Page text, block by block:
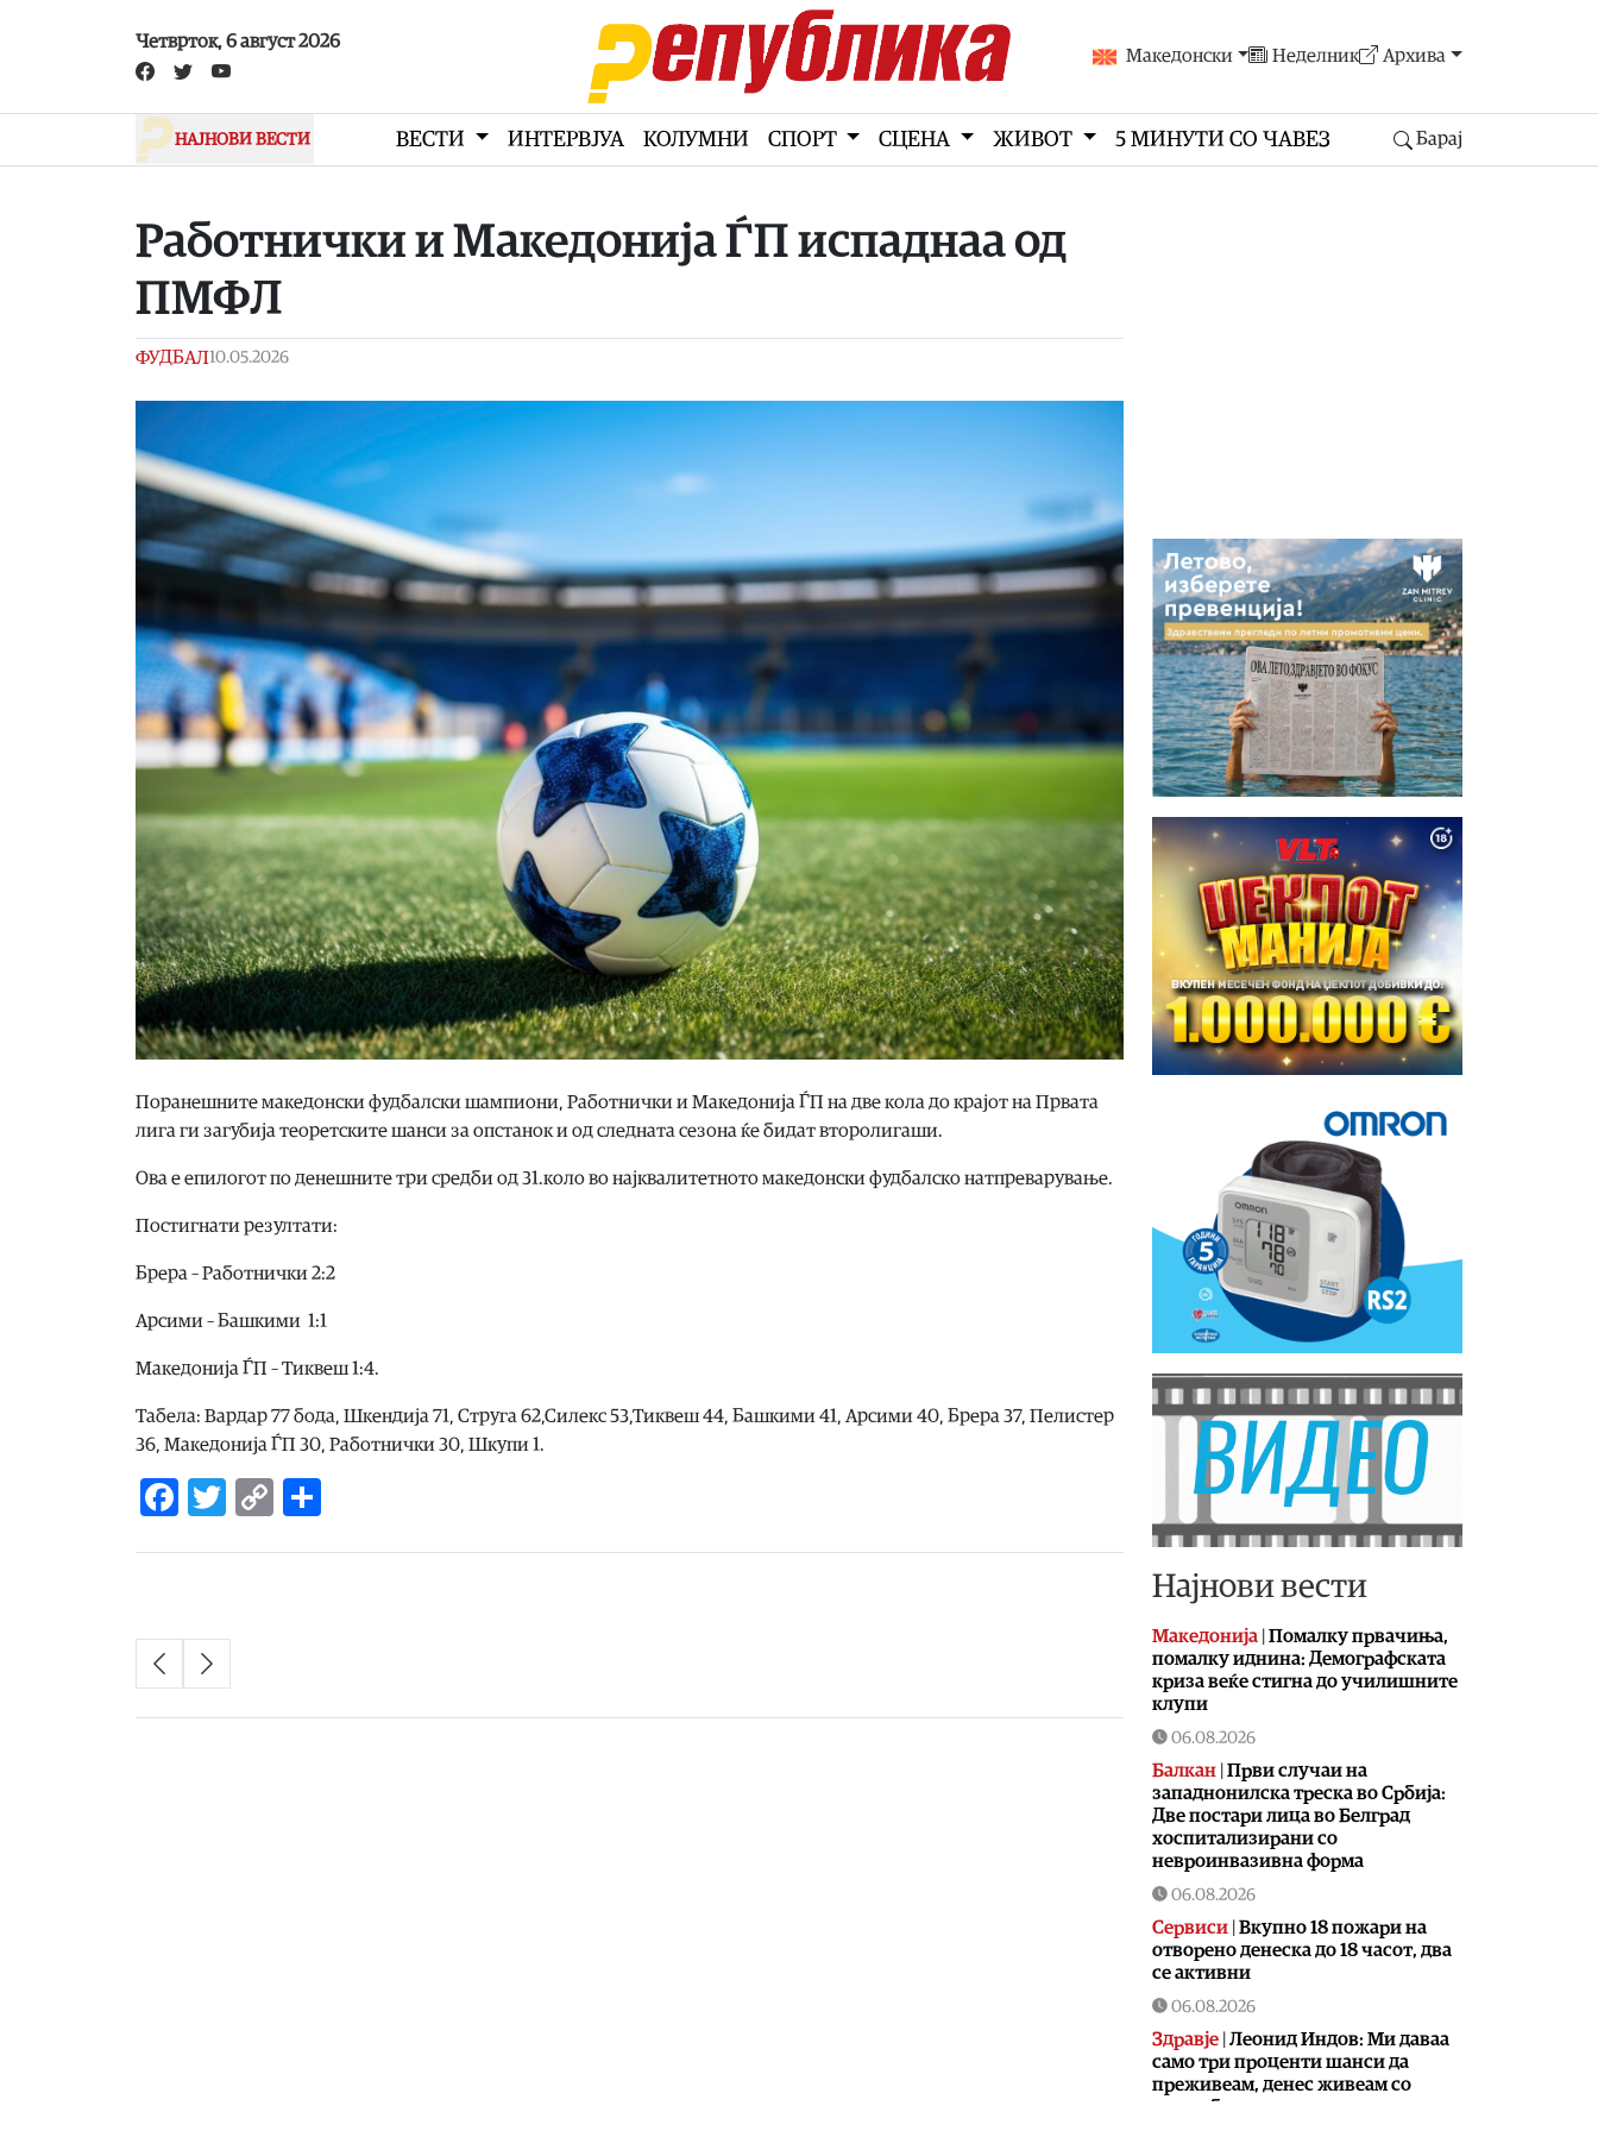
Четврток, 6 август 2026
Македонски Неделник Архива
НАЈНОВИ ВЕСТИ ВЕСТИ ИНТЕРВЈУА КОЛУМНИ СПОРТ СЦЕНА ЖИВОТ 5 МИНУТИ СО ЧАВЕЗ Барај
Работнички и Македонија ЃП испаднаа од
ПМФЛ
ФУДБАЛ10.05.2026
Поранешните македонски фудбалски шампиони, Работнички и Македонија ЃП на две кола до крајот на Првата
лига ги загубија теоретските шанси за опстанок и од следната сезона ќе бидат второлигаши.
Ова е епилогот по денешните три средби од 31.коло во најквалитетното македонски фудбалско натпреварување.
Постигнати резултати:
Брера – Работнички 2:2
Арсими – Башкими 1:1
Македонија ЃП – Тиквеш 1:4.
Табела: Вардар 77 бода, Шкендија 71, Струга 62,Силекс 53,Тиквеш 44, Башкими 41, Арсими 40, Брера 37, Пелистер
36, Македонија ЃП 30, Работнички 30, Шкупи 1.
Facebook
Twitter
Copy
Најнови вести
Македонија | Помалку првачиња,
помалку иднина: Демографската
криза веќе стигна до училишните
клупи
06.08.2026
Балкан | Први случаи на
западнонилска треска во Србија:
Две постари лица во Белград
хоспитализирани со
невроинвазивна форма
06.08.2026
Сервиси | Вкупно 18 пожари на
отворено денеска до 18 часот, два
се активни
06.08.2026
Здравје | Леонид Индов: Ми даваа
само три проценти шанси да
преживеам, денес живеам со
полна брзина